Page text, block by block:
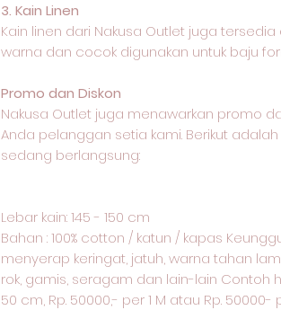
3. Kain Linen
Kain linen dari Nakusa Outlet juga
warna dan cocok digunakan untuk baju
Promo dan Diskon
Nakusa Outlet juga menawarkan promo
Anda pelanggan setia kami. Berikut
sedang berlangsung:
Lebar kain: 145 - 150 cm
Bahan : 100% cotton / katun / kapas
menyerap keringat, jatuh, warna tahan
rok, gamis, seragam dan lain-lain Contoh
50 cm, Rp. 50000,- per 1 M atau Rp. 50000-